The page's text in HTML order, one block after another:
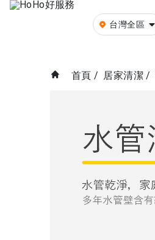
台灣全區
首頁 / 居家清潔 /